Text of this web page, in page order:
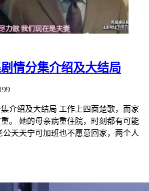
剧情分集介绍及大结局
集介绍及大结局 工作上四面楚歌，而家
。 她的母亲病重住院，时刻都有可能
天天宁可加班也不愿意回家，两个人